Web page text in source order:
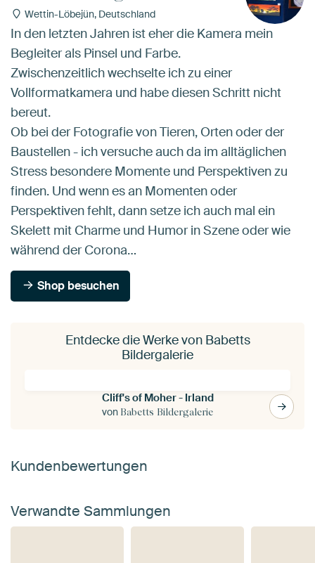
Wettin-Löbejün, Deutschland
In den letzten Jahren ist eher die Kamera mein
Begleiter als Pinsel und Farbe.
Zwischenzeitlich wechselte ich zu einer
Vollformatkamera und habe diesen Schritt nicht
bereut.
Ob bei der Fotografie von Tieren, Orten oder der
Baustellen - ich versuche auch da im alltäglichen
Stress besondere Momente und Perspektiven zu
finden. Und wenn es an Momenten oder
Perspektiven fehlt, dann setze ich auch mal ein
Skelett mit Charme und Humor in Szene oder wie
während der Corona…
Shop besuchen
Entdecke die Werke von Babetts
Bildergalerie
Cliff's of Moher - Irland
von Babetts Bildergalerie
Kundenbewertungen
Verwandte Sammlungen